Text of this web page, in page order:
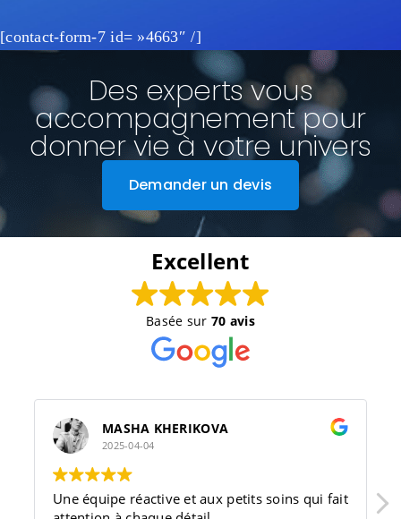
[contact-form-7 id= »4663″ /]
Des experts vous
accompagnement pour
donner vie à votre univers
Demander un devis
Excellent
Basée sur 70 avis
MASHA KHERIKOVA
2025-04-04
Une équipe réactive et aux petits soins qui fait